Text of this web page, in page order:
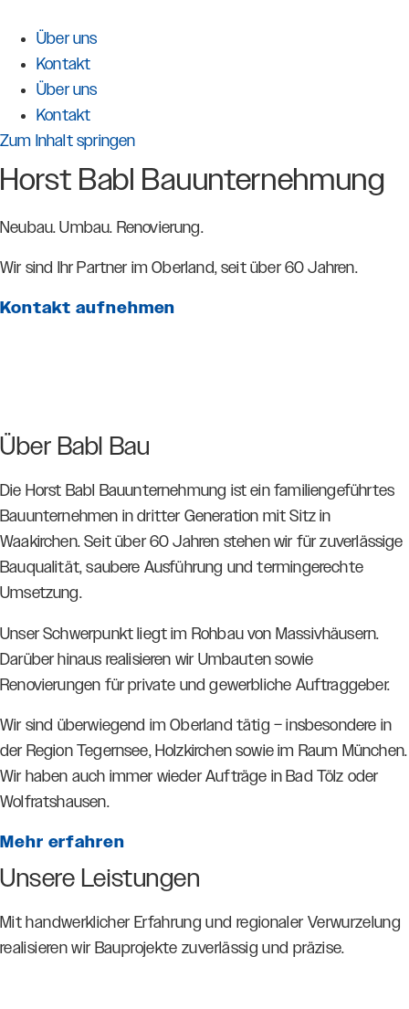
Über uns
Kontakt
Über uns
Kontakt
Zum Inhalt springen
Horst Babl Bauunternehmung
Neubau. Umbau. Renovierung.
Wir sind Ihr Partner im Oberland, seit über 60 Jahren.
Kontakt aufnehmen
Über Babl Bau
Die Horst Babl Bauunternehmung ist ein familiengeführtes
Bauunternehmen in dritter Generation mit Sitz in
Waakirchen. Seit über 60 Jahren stehen wir für zuverlässige
Bauqualität, saubere Ausführung und termingerechte
Umsetzung.
Unser Schwerpunkt liegt im Rohbau von Massivhäusern.
Darüber hinaus realisieren wir Umbauten sowie
Renovierungen für private und gewerbliche Auftraggeber.
Wir sind überwiegend im Oberland tätig – insbesondere in
der Region Tegernsee, Holzkirchen sowie im Raum München.
Wir haben auch immer wieder Aufträge in Bad Tölz oder
Wolfratshausen.
Mehr erfahren
Unsere Leistungen
Mit handwerklicher Erfahrung und regionaler Verwurzelung
realisieren wir Bauprojekte zuverlässig und präzise.